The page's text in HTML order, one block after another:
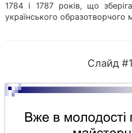
1784 і 1787 років, що
українського образотворчого
Слайд